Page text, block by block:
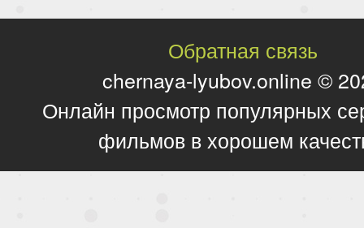
Обратная связь
chernaya-lyubov.online ©
Онлайн просмотр популярных
фильмов в хорошем